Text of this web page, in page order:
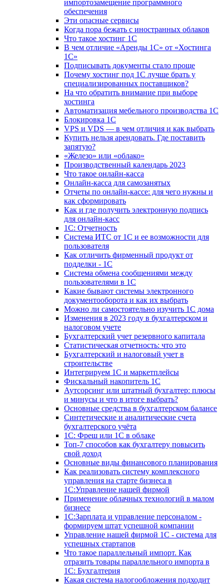
импортозамещение программного
обеспечения
Эти опасные сервисы
Когда пора бежать с иностранных облаков
Что такое хостинг 1С
В чем отличие «Аренды 1С» от «Хостинга
1С»
Подписывать документы стало проще
Почему хостинг под 1С лучше брать у
специализированных поставщиков?
На что обратить внимание при выборе
хостинга
Автоматизация мебельного производства 1С
Блокировка 1С
VPS и VDS — в чем отличия и как выбрать
Купить нельзя арендовать. Где поставить
запятую?
«Железо» или «облако»
Производственный календарь 2023
Что такое онлайн-касса
Онлайн-касса для самозанятых
Отчеты по онлайн-кассе: для чего нужны и
как сформировать
Как и где получить электронную подпись
для онлайн-касс
1С: Отчетность
Система ИТС от 1С и ее возможности для
пользователя
Как отличить фирменный продукт от
подделки - 1С
Система обмена сообщениями между
пользователями в 1С
Какие бывают системы электронного
документооборота и как их выбрать
Можно ли самостоятельно изучить 1С дома
Изменения в 2023 году в бухгалтерском и
налоговом учете
Бухгалтерский учет резервного капитала
Статистическая отчетность: что это
Бухгалтерский и налоговый учет в
строительстве
Интегрируем 1С и маркетплейсы
Фискальный накопитель 1С
Аутсорсинг или штатный бухгалтер: плюсы
и минусы и что в итоге выбрать?
Основные средства в бухгалтерском балансе
Синтетические и аналитические счета
бухгалтерского учёта
1C: Фреш или 1С в облаке
Топ-7 способов как бухгалтеру повысить
свой доход
Основные виды финансового планирования
Как реализовать систему комплексного
управления на старте бизнеса в
1С:Управление нашей фирмой
Применение облачных технологий в малом
бизнесе
1C:Зарплата и управление персоналом -
формируем штат успешной компании
Управление нашей фирмой 1C - система для
успешных стартапов
Что такое параллельный импорт. Как
отразить товары параллельного импорта в
1С: Бухгалтерия
Какая система налогообложения подходит